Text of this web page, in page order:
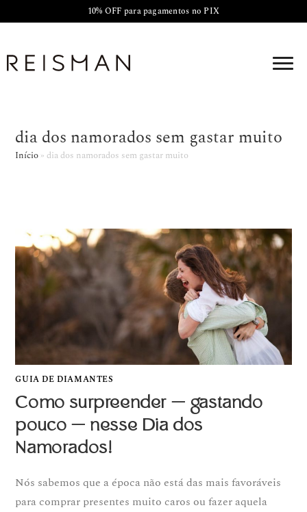
10% OFF para pagamentos no PIX
dia dos namorados sem gastar muito
Início » dia dos namorados sem gastar muito
GUIA DE DIAMANTES
Como surpreender — gastando
pouco — nesse Dia dos
Namorados!
Nós sabemos que a época não está das mais favoráveis
para comprar presentes muito caros ou fazer aquela